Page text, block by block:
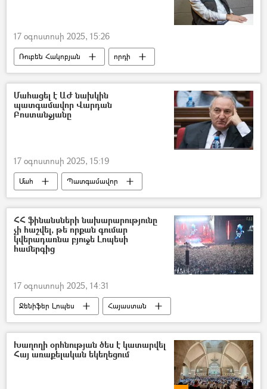
17 օգոստոսի 2025, 15:26
Ռուբեն Հակոբյան
որդի
Քրեակատարողական հիմնարկ (ՔԿՀ)
կալանավորել
հիվանդություն
հիվանդանոց
Մահացել է ԱԺ նախկին
պատգամավոր Վարդան
Բոստանջյանը
17 օգոստոսի 2025, 15:19
Մահ
Պատգամավոր
Վարդան Բոստանջյան
Բարգավաճ Հայաստան կուսակցություն (ԲՀԿ)
ՀՀ ֆինանսների նախարարությունը
չի հաշվել, թե որքան գումար
կվերադառնա բյուջե Լոպեսի
համերգից
17 օգոստոսի 2025, 14:31
Ջենիֆեր Լոպես
Հայաստան
Համերգ
բյուջե
Ղազախստան
Ուզբեկստան
ՀՀ ֆինանսների նախարարություն
Խաղողի օրհնության ծես է կատարվել
Հայ առաքելական եկեղեցում